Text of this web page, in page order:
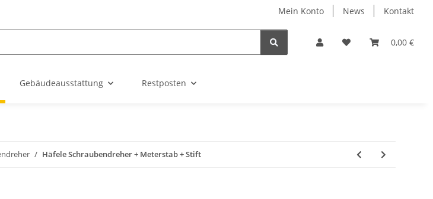
Mein Konto News Kontakt
0,00 €
Gebäudeausstattung Restposten
Häfele Schraubendreher + Meterstab + Stift